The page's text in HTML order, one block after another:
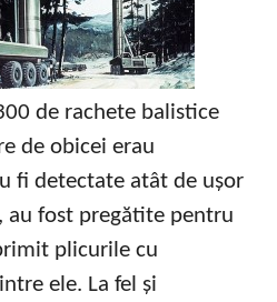
de rachete balistice
de obicei erau
fi detectate atât de ușor
au fost pregătite pentru
plicurile cu
ele. La fel și